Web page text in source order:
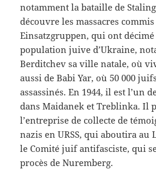
notamment la bataille de
découvre les massacres
Einsatzgruppen, qui ont décimé
population juive d’Ukraine,
Berditchev sa ville natale, où
aussi de Babi Yar, où 50 000
assassinés. En 1944, il est l’un
dans Maidanek et Treblinka. Il
l’entreprise de collecte de
nazis en URSS, qui aboutira
le Comité juif antifasciste, qui
procès de Nuremberg.